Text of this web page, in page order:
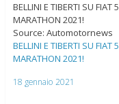
BELLINI E TIBERTI SU
MARATHON 2021!
Source: Automotornews
BELLINI E TIBERTI SU
MARATHON 2021!
18 gennaio 2021